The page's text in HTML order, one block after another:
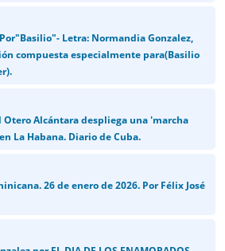
Letra: Normandia Gonzalez,
compuesta especialmente para(Basilio
Alcántara despliega una 'marcha
La Habana. Diario de Cuba.
26 de enero de 2026. Por Félix José